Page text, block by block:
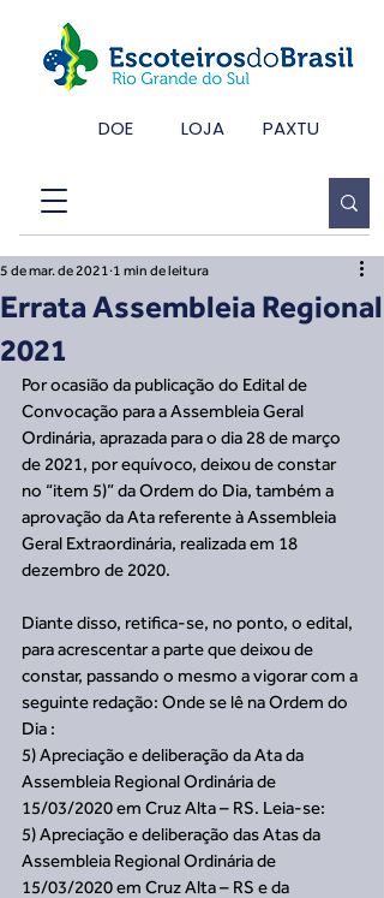
DOE LOJA PAXTU
Errata Assembleia Regional
2021
5 de mar. de 2021 1 min de leitura
Por ocasião da publicação do Edital de
Convocação para a Assembleia Geral
Ordinária, aprazada para o dia 28 de março
de 2021, por equívoco, deixou de constar
no “item 5)” da Ordem do Dia, também a
aprovação da Ata referente à Assembleia
Geral Extraordinária, realizada em 18
dezembro de 2020.
Diante disso, retifica-se, no ponto, o edital,
para acrescentar a parte que deixou de
constar, passando o mesmo a vigorar com a
seguinte redação: Onde se lê na Ordem do
Dia :
5) Apreciação e deliberação da Ata da
Assembleia Regional Ordinária de
15/03/2020 em Cruz Alta – RS. Leia-se:
5) Apreciação e deliberação das Atas da
Assembleia Regional Ordinária de
15/03/2020 em Cruz Alta – RS e da